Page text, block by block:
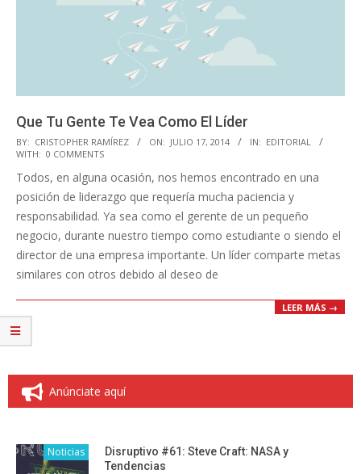
Que Tu Gente Te Vea Como El Líder
2014-
07-
17
BY: CRISTOPHER RAMÍREZ ON: JULIO 17, 2014 IN: EDITORIAL
WITH: 0 COMMENTS
Todos, en alguna ocasión, nos hemos encontrado en una
posición de liderazgo que requería mucha paciencia y
responsabilidad. Ya sea como el gerente de un pequeño
negocio, durante nuestro tiempo como estudiante o siendo el
director de una empresa importante. Un líder comparte metas
similares con otros debido al deseo de
LEER MÁS →
Anúnciate aquí
Noticias
Disruptivo #61: Steve Craft: NASA y
Tendencias